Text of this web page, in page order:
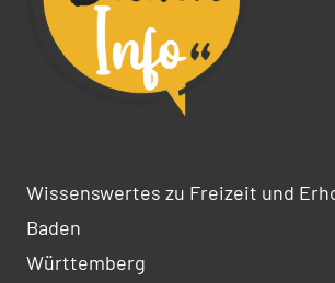
Wissenswertes zu Freizeit und
Baden
Württemberg